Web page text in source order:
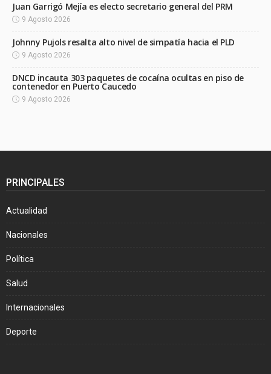
Juan Garrigó Mejía es electo secretario general del PRM
9 Agosto 2026
Johnny Pujols resalta alto nivel de simpatía hacia el PLD
9 Agosto 2026
DNCD incauta 303 paquetes de cocaína ocultas en piso de
contenedor en Puerto Caucedo
9 Agosto 2026
PRINCIPALES
Actualidad
Nacionales
Política
Salud
Internacionales
Deporte